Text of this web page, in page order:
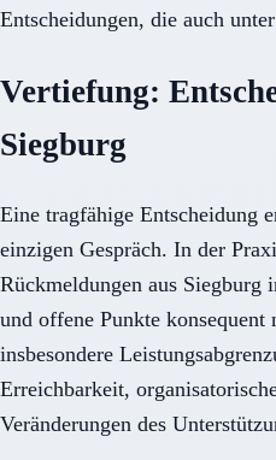
Entscheidungen, die auch
Vertiefung:
Siegburg
Eine tragfähige Entscheidung
einzigen Gespräch. In der
Rückmeldungen aus Siegburg
und offene Punkte konsequent
insbesondere
Erreichbarkeit,
Veränderungen des